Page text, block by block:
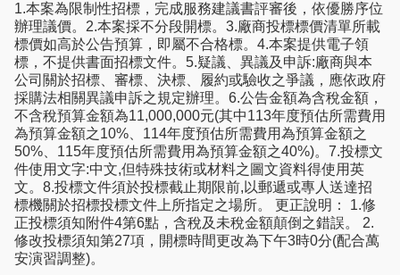
1.本案為限制性招標，完成服務建議書評審後，依優勝序位
辦理議價。2.本案採不分段開標。3.廠商投標標價清單所載
標價如高於公告預算，即屬不合格標。4.本案提供電子領
標，不提供書面招標文件。5.疑議、異議及申訴:廠商與本
公司關於招標、審標、決標、履約或驗收之爭議，應依政府
採購法相關異議申訴之規定辦理。6.公告金額為含稅金額，
不含稅預算金額為11,000,000元(其中113年度預估所需費用
為預算金額之10%、114年度預估所需費用為預算金額之
50%、115年度預估所需費用為預算金額之40%)。7.投標文
件使用文字:中文,但特殊技術或材料之圖文資料得使用英
文。8.投標文件須於投標截止期限前,以郵遞或專人送達招
標機關於招標投標文件上所指定之場所。 更正說明： 1.修
正投標須知附件4第6點，含稅及未稅金額顛倒之錯誤。 2.
修改投標須知第27項，開標時間更改為下午3時0分(配合萬
安演習調整)。